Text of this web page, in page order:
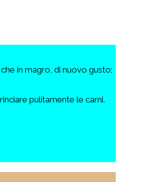
in magro, di nuovo gusto;
pulitamente le carni.